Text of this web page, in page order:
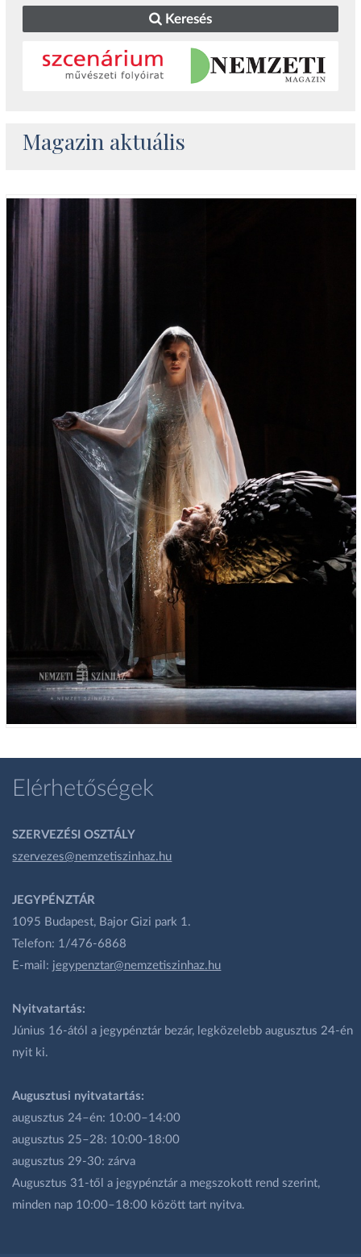
Keresés
Magazin aktuális
Elérhetőségek
SZERVEZÉSI OSZTÁLY
szervezes@nemzetiszinhaz.hu
JEGYPÉNZTÁR
1095 Budapest, Bajor Gizi park 1.
Telefon: 1/476-6868
E-mail: jegypenztar@nemzetiszinhaz.hu
Nyitvatartás:
Június 16-ától a jegypénztár bezár, legközelebb augusztus 24-én
nyit ki.
Augusztusi nyitvatartás:
augusztus 24–én: 10:00–14:00
augusztus 25–28: 10:00-18:00
augusztus 29-30: zárva
Augusztus 31-től a jegypénztár a megszokott rend szerint,
minden nap 10:00–18:00 között tart nyitva.